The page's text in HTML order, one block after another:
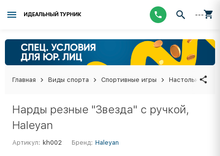
ИДЕАЛЬНЫЙ ТУРНИК ---
Главная Виды спорта Спортивные игры Настольные
Нарды резные "Звезда" с ручкой,
Haleyan
Артикул: kh002 Бренд: Haleyan